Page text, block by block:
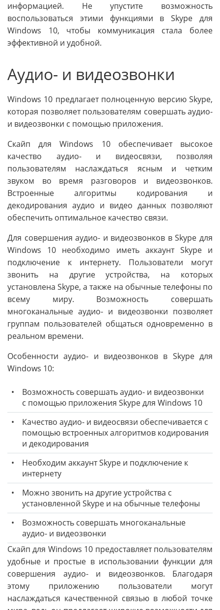
информацией. Не упустите возможность
воспользоваться этими функциями в Skype для
Windows 10, чтобы коммуникация стала более
эффективной и удобной.
Аудио- и видеозвонки
Windows 10 предлагает полноценную версию Skype,
которая позволяет пользователям совершать аудио-
и видеозвонки с помощью приложения.
Скайп для Windows 10 обеспечивает высокое
качество аудио- и видеосвязи, позволяя
пользователям наслаждаться ясным и четким
звуком во время разговоров и видеозвонков.
Встроенные алгоритмы кодирования и
декодирования аудио и видео данных позволяют
обеспечить оптимальное качество связи.
Для совершения аудио- и видеозвонков в Skype для
Windows 10 необходимо иметь аккаунт Skype и
подключение к интернету. Пользователи могут
звонить на другие устройства, на которых
установлена Skype, а также на обычные телефоны по
всему миру. Возможность совершать
многоканальные аудио- и видеозвонки позволяет
группам пользователей общаться одновременно в
реальном времени.
Особенности аудио- и видеозвонков в Skype для
Windows 10:
•
Возможность совершать аудио- и видеозвонки
с помощью приложения Skype для Windows 10
•
Качество аудио- и видеосвязи обеспечивается с
помощью встроенных алгоритмов кодирования
и декодирования
•
Необходим аккаунт Skype и подключение к
интернету
•
Можно звонить на другие устройства с
установленной Skype и на обычные телефоны
•
Возможность совершать многоканальные
аудио- и видеозвонки
Скайп для Windows 10 предоставляет пользователям
удобные и простые в использовании функции для
совершения аудио- и видеозвонков. Благодаря
этому приложению пользователи могут
наслаждаться качественной связью в любой точке